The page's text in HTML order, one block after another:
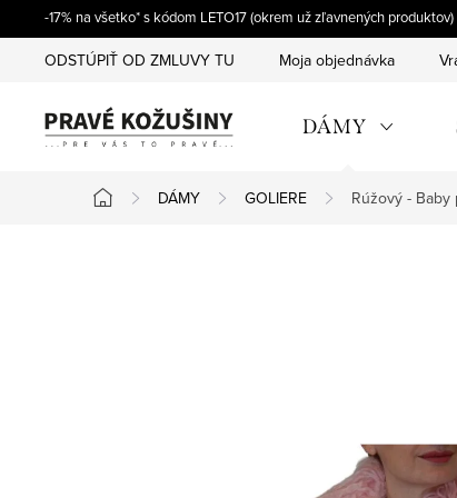
na
obsah
-17% na všetko* s kódom LETO17 (okrem už zľavnených
ODSTÚPIŤ OD ZMLUVY TU Moja objednávka
DÁMY
Domov
DÁMY GOLIERE Rúžový -